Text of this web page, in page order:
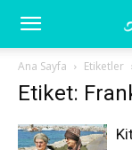
Ayla
Ağabegüm
Ana Sayfa Etiketler
Etiket: